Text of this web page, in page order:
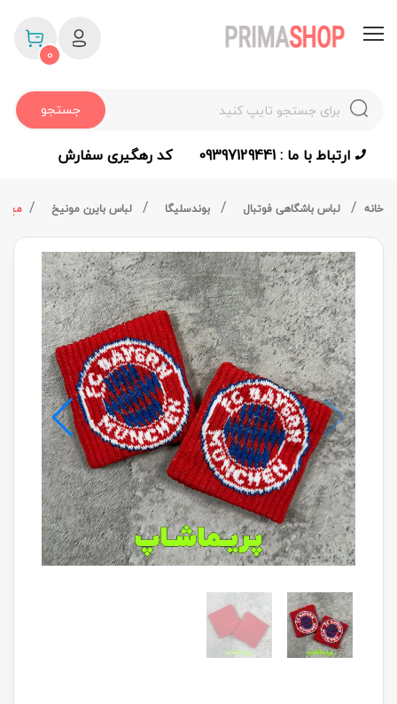
جستجو
0
ارتباط با ما : 09397129441 کد رهگیری سفارش
خانه لباس باشگاهی فوتبال بوندسلیگا لباس بایرن مونیخ مچ